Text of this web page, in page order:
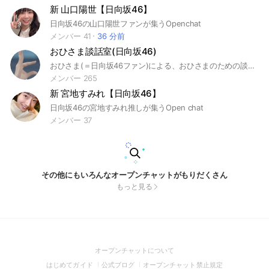
新 山口陽世【日向坂46】
日向坂46の山口陽世ファンが集うOpenchat
メンバー 41
36 分前
おひさま談話室(日向坂46)
おひさま(＝日向坂46ファン)による、おひさまのための談話室。あなたが気になること、知りたいことを質問すれば、何処かの暖かいおひさまが答えてくれます。 その他にもご自由に談話してください。 【注意点】 他者に対する誹謗中傷等その他迷惑行為は一切禁止します(場合によっては退会していただきます)。有料コンテンツ等の掲載も禁じます。常識の範囲内で利用し、ハッピーオーラ溢れる空間にしてください。
メンバー 265
新 宮地すみれ【日向坂46】
日向坂46の宮地すみれ推しが集うOpen chat
メンバー 37
その他にもいろんなオープンチャットがもりだくさん
もっと見る
オープンチャットについて
in
はじめてガイド (Open
公式ブログ (Open
オープンチャット禁止規定(Open